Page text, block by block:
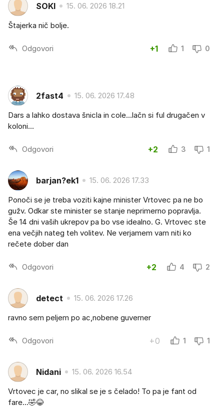
SOKI 15. 06. 2026 18.21
Štajerka nič bolje.
Odgovori +1 1 0
2fast4 15. 06. 2026 17.48
Dars a lahko dostava šnicla in cole...lačn si ful drugačen v
koloni...
Odgovori +2 3 1
barjan?ek1 15. 06. 2026 17.33
Ponoči se je treba voziti kajne minister Vrtovec pa ne bo
gužv. Odkar ste minister se stanje neprimerno popravlja.
Še 14 dni vaših ukrepov pa bo vse idealno. G. Vrtovec ste
ena večjih nateg teh volitev. Ne verjamem vam niti ko
rečete dober dan
Odgovori +2 4 2
detect 15. 06. 2026 17.26
ravno sem peljem po ac,nobene guverner
Odgovori +0 1 1
Nidani 15. 06. 2026 16.54
Vrtovec je car, no slikal se je s čelado! To pa je fant od
fare...🤣😂